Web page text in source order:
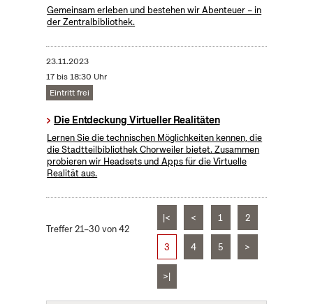
Gemeinsam erleben und bestehen wir Abenteuer – in
der Zentralbibliothek.
23.11.2023
17 bis 18:30 Uhr
Eintritt frei
Die Entdeckung Virtueller Realitäten
Lernen Sie die technischen Möglichkeiten kennen, die
die Stadtteilbibliothek Chorweiler bietet. Zusammen
probieren wir Headsets und Apps für die Virtuelle
Realität aus.
Treffer 21–30 von 42
|< < 1 2
3 4 5 >
>|